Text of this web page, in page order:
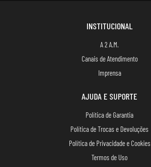
INSTITUCIONAL
A 2 A.M.
Canais de Atendimento
Imprensa
AJUDA E SUPORTE
Política de Garantia
Política de Trocas e Devoluções
Política de Privacidade e Cookies
Termos de Uso